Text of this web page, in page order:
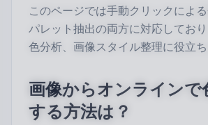
このページでは手動クリックによ
パレット抽出の両方に対応しており
色分析、画像スタイル整理に役立ち
画像からオンラインで
する方法は？